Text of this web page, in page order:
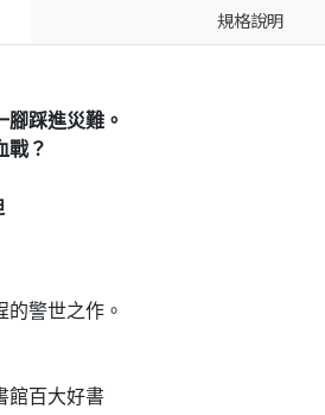
規格說明
腳踩進災難。
戰？
警世之作。
百大好書